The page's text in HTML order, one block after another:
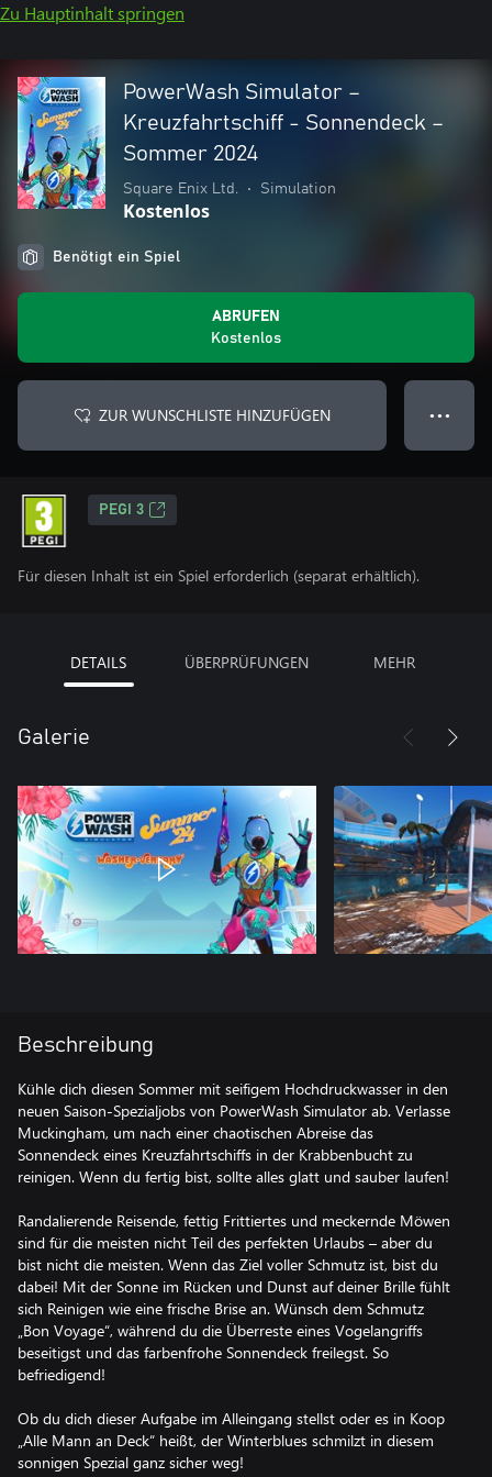
Zu Hauptinhalt springen
PowerWash Simulator –
Kreuzfahrtschiff - Sonnendeck –
Sommer 2024
Square Enix Ltd. • Simulation
Kostenlos
Benötigt ein Spiel
ABRUFEN
Kostenlos
ZUR WUNSCHLISTE HINZUFÜGEN ● ● ●
PEGI 3
Für diesen Inhalt ist ein Spiel erforderlich (separat erhältlich).
DETAILS ÜBERPRÜFUNGEN MEHR
Galerie
Beschreibung
Kühle dich diesen Sommer mit seifigem Hochdruckwasser in den
neuen Saison-Spezialjobs von PowerWash Simulator ab. Verlasse
Muckingham, um nach einer chaotischen Abreise das
Sonnendeck eines Kreuzfahrtschiffs in der Krabbenbucht zu
reinigen. Wenn du fertig bist, sollte alles glatt und sauber laufen!
Randalierende Reisende, fettig Frittiertes und meckernde Möwen
sind für die meisten nicht Teil des perfekten Urlaubs – aber du
bist nicht die meisten. Wenn das Ziel voller Schmutz ist, bist du
dabei! Mit der Sonne im Rücken und Dunst auf deiner Brille fühlt
sich Reinigen wie eine frische Brise an. Wünsch dem Schmutz
„Bon Voyage“, während du die Überreste eines Vogelangriffs
beseitigst und das farbenfrohe Sonnendeck freilegst. So
befriedigend!
Ob du dich dieser Aufgabe im Alleingang stellst oder es in Koop
„Alle Mann an Deck“ heißt, der Winterblues schmilzt in diesem
sonnigen Spezial ganz sicher weg!